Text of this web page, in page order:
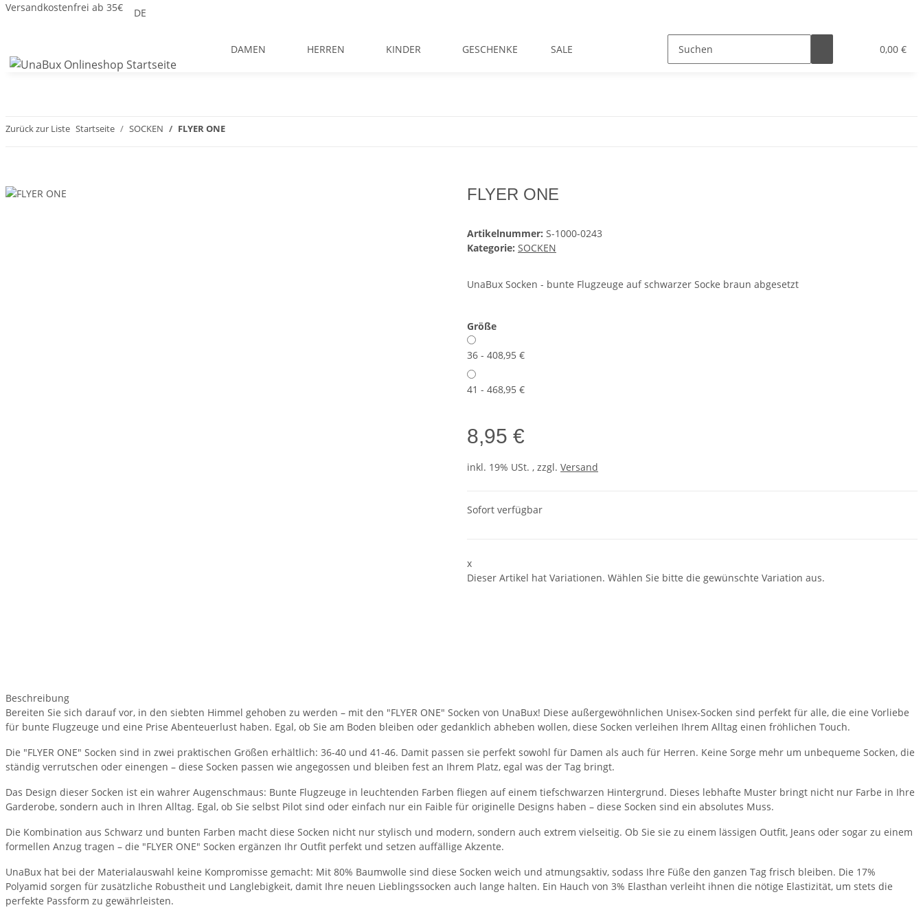
Versandkostenfrei ab 35€ DE
0,00 €
DAMEN HERREN KINDER GESCHENKE SALE
Zurück zur Liste Startseite SOCKEN FLYER ONE
FLYER ONE
Artikelnummer: S-1000-0243
Kategorie: SOCKEN
UnaBux Socken - bunte Flugzeuge auf schwarzer Socke braun abgesetzt
Größe
36 - 408,95 €
41 - 468,95 €
8,95 €
inkl. 19% USt. , zzgl. Versand
Sofort verfügbar
x
Dieser Artikel hat Variationen. Wählen Sie bitte die gewünschte Variation aus.
Beschreibung
Bereiten Sie sich darauf vor, in den siebten Himmel gehoben zu werden – mit den "FLYER ONE" Socken von UnaBux! Diese außergewöhnlichen Unisex-Socken sind perfekt für alle, die eine Vorliebe
für bunte Flugzeuge und eine Prise Abenteuerlust haben. Egal, ob Sie am Boden bleiben oder gedanklich abheben wollen, diese Socken verleihen Ihrem Alltag einen fröhlichen Touch.
Die "FLYER ONE" Socken sind in zwei praktischen Größen erhältlich: 36-40 und 41-46. Damit passen sie perfekt sowohl für Damen als auch für Herren. Keine Sorge mehr um unbequeme Socken, die
ständig verrutschen oder einengen – diese Socken passen wie angegossen und bleiben fest an Ihrem Platz, egal was der Tag bringt.
Das Design dieser Socken ist ein wahrer Augenschmaus: Bunte Flugzeuge in leuchtenden Farben fliegen auf einem tiefschwarzen Hintergrund. Dieses lebhafte Muster bringt nicht nur Farbe in Ihre
Garderobe, sondern auch in Ihren Alltag. Egal, ob Sie selbst Pilot sind oder einfach nur ein Faible für originelle Designs haben – diese Socken sind ein absolutes Muss.
Die Kombination aus Schwarz und bunten Farben macht diese Socken nicht nur stylisch und modern, sondern auch extrem vielseitig. Ob Sie sie zu einem lässigen Outfit, Jeans oder sogar zu einem
formellen Anzug tragen – die "FLYER ONE" Socken ergänzen Ihr Outfit perfekt und setzen auffällige Akzente.
UnaBux hat bei der Materialauswahl keine Kompromisse gemacht: Mit 80% Baumwolle sind diese Socken weich und atmungsaktiv, sodass Ihre Füße den ganzen Tag frisch bleiben. Die 17%
Polyamid sorgen für zusätzliche Robustheit und Langlebigkeit, damit Ihre neuen Lieblingssocken auch lange halten. Ein Hauch von 3% Elasthan verleiht ihnen die nötige Elastizität, um stets die
perfekte Passform zu gewährleisten.